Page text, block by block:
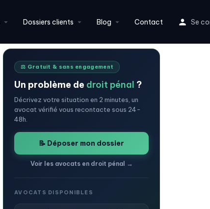
Dossiers clients Blog Contact Se
⚖️ Gratuit & sans engagement
Un problème de droit pénal ?
Décrivez votre situation en 2 minutes, un
avocat vérifié vous recontacte sous 24-
48h.
📝 Déposer mon dossier
Voir les avocats en droit pénal →
AVOCATS DISPONIBLES